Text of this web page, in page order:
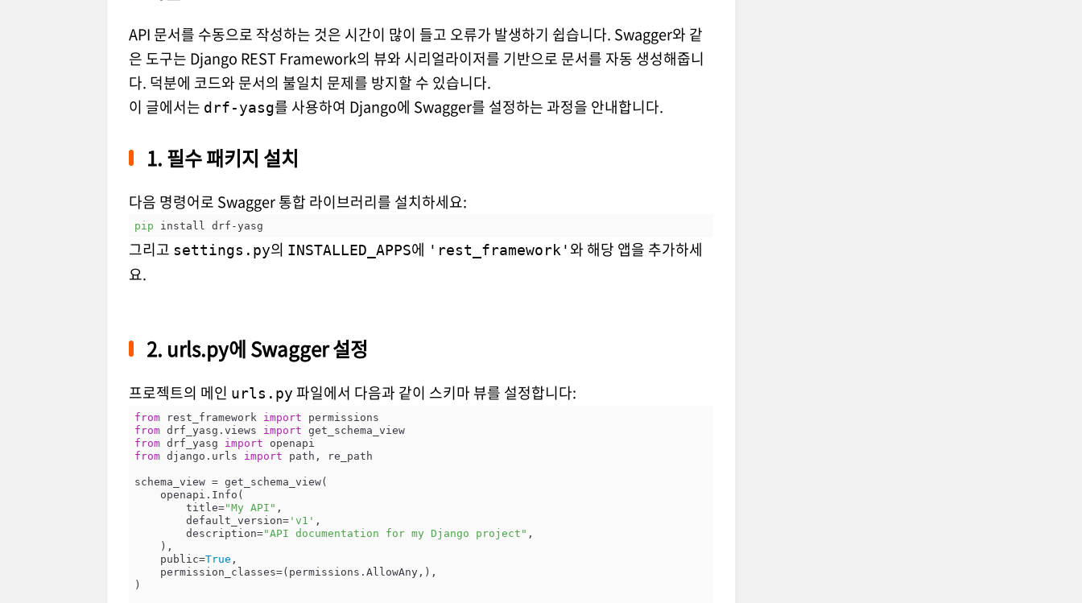
API 문서를 수동으로 작성하는 것은 시간이 많이 들고 오류가 발생하기 쉽습니다. Swagger와 같
은 도구는 Django REST Framework의 뷰와 시리얼라이저를 기반으로 문서를 자동 생성해줍니
다. 덕분에 코드와 문서의 불일치 문제를 방지할 수 있습니다.
이 글에서는 drf-yasg를 사용하여 Django에 Swagger를 설정하는 과정을 안내합니다.
1. 필수 패키지 설치
다음 명령어로 Swagger 통합 라이브러리를 설치하세요:
pip install drf-yasg
그리고 settings.py의 INSTALLED_APPS에 'rest_framework'와 해당 앱을 추가하세
요.
2. urls.py에 Swagger 설정
프로젝트의 메인 urls.py 파일에서 다음과 같이 스키마 뷰를 설정합니다:
from rest_framework import
from drf_yasg.views import
get_schema_view
from drf_yasg import
from django.urls import path, re_path
schema_view = get_schema_view(
        title=
"My API" ,
        default_version=
'v1' ,
        description=
"API documentation for my Django project" ,
    public=
True ,
)